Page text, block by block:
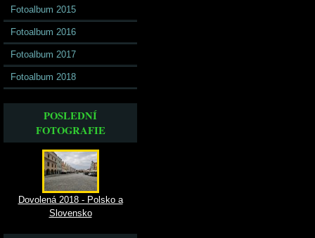
Fotoalbum 2015
Fotoalbum 2016
Fotoalbum 2017
Fotoalbum 2018
POSLEDNÍ
FOTOGRAFIE
Dovolená 2018 - Polsko a
Slovensko